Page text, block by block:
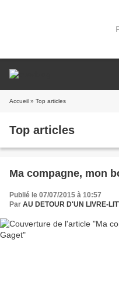
Accueil » Top articles
Top articles
Ma compagne, mon
Publié le 07/07/2015 à 10:57
Par AU DETOUR D'UN LIVRE-